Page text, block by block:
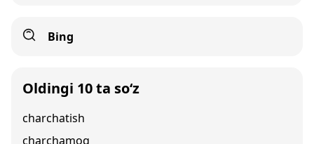
Bing
Oldingi 10 ta so‘z
charchatish
charchamoq